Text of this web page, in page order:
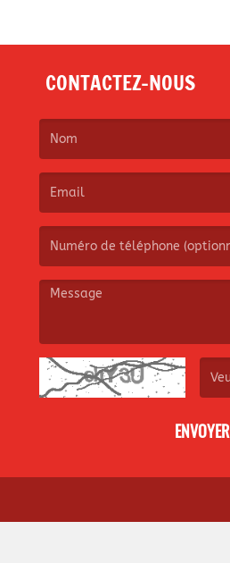
CONTACTEZ-NOUS
ENVOYER